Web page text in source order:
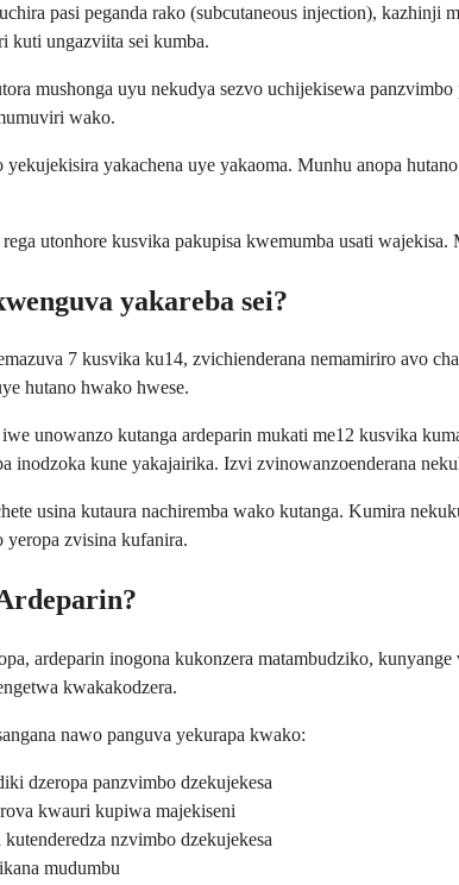
pasi peganda rako (subcutaneous injection),
kuti ungazviita sei kumba.
mushonga uyu nekudya sezvo uchijekisewa
wako.
yakachena uye yakaoma. Munhu anopa
utonhore kusvika pakupisa kwemumba usati
yakareba sei?
7 kusvika ku14, zvichienderana nemamiriro avo
hutano hwako hwese.
unowanzo kutanga ardeparin mukati me12 kusvika
inodzoka kune yakajairika. Izvi zvinowanzoenderana
usina kutaura nachiremba wako kutanga. Kumira
yeropa zvisina kufanira.
ardeparin inogona kukonzera matambudziko,
kwakakodzera.
nawo panguva yekurapa kwako:
dzeropa panzvimbo dzekujekesa
kwauri kupiwa majekiseni
nzvimbo dzekujekesa
mudumbu